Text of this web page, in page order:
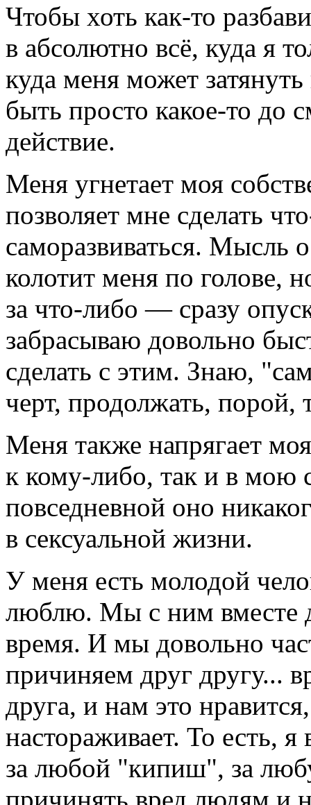
Чтобы хоть как-то
в абсолютно всё, куда я
куда меня может
быть просто какое-то до
действие.
Меня угнетает моя
позволяет мне сделать
саморазвиваться. Мысль
колотит меня по голове,
за что-либо — сразу
забрасываю довольно
сделать с этим. Знаю,
черт, продолжать,
Меня также напрягает
к кому-либо, так и в мою
повседневной оно
в сексуальной жизни.
У меня есть молодой
люблю. Мы с ним вместе
время. И мы довольно
причиняем друг другу...
друга, и нам это
настораживает. То есть,
за любой "кипиш", за
причинять вред людям и